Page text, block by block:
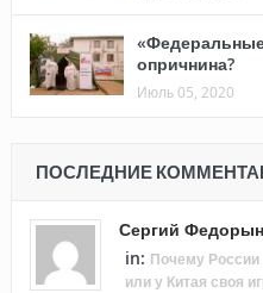
опричнина?
Июль 05, 2020
ПОСЛЕДНИЕ
Сергий
in: Почему России
или у Китая своя